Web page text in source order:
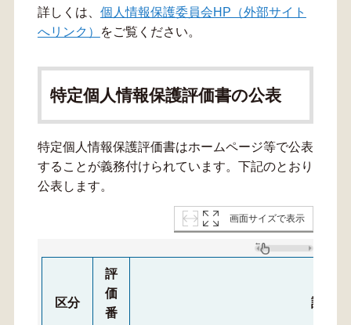
詳しくは、 個人情報保護委員会HP（外部サイト
へリンク）
をご覧ください。
特定個人情報保護評価書の公表
特定個人情報保護評価書はホームページ等で公表
することが義務付けられています。下記のとおり
公表します。
画面サイズで表示
区分
評
価
番
評価書